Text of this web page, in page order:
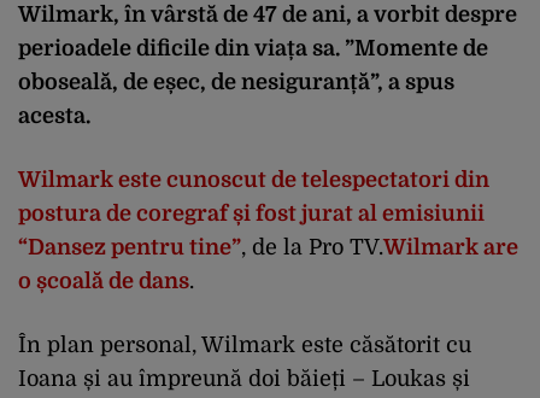
Wilmark, în vârstă de 47 de ani, a vorbit despre
perioadele dificile din viața sa. ”Momente de
oboseală, de eșec, de nesiguranță”, a spus
acesta.
Wilmark este cunoscut de telespectatori din
postura de coregraf și fost jurat al emisiunii
“Dansez pentru tine”, de la Pro TV.Wilmark are
o școală de dans.
În plan personal, Wilmark este căsătorit cu
Ioana și au împreună doi băieți – Loukas și